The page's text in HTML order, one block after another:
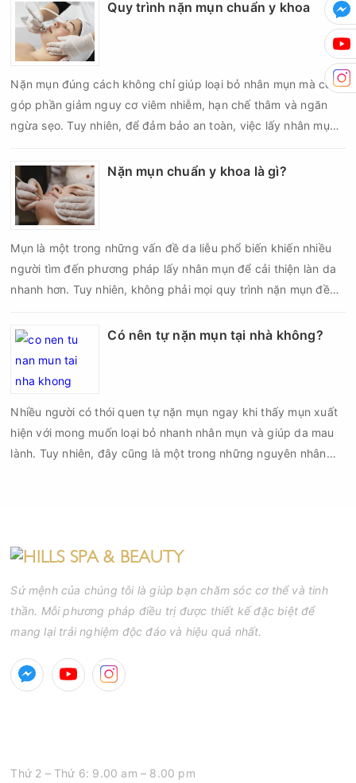
nếu chăm sóc không đúng cách. Chính vì vậy, việc chăm sóc
da sau nặn mụn không chỉ giúp vùng da hồi phục nhanh hơn
mà còn góp phần giảm nguy cơ tái phát mụn và hạn chế các
biến chứng về sau.
Quy trình nặn mụn chuẩn y khoa
Nặn mụn đúng cách không chỉ giúp loại bỏ nhân mụn mà còn
góp phần giảm nguy cơ viêm nhiễm, hạn chế thâm và ngăn
ngừa sẹo. Tuy nhiên, để đảm bảo an toàn, việc lấy nhân mụn
đủ các bước vô khuẩn và chăm sóc sau điều trị.
Nặn mụn chuẩn y khoa là gì?
Mụn là một trong những vấn đề da liễu phổ biến khiến nhiều
người tìm đến phương pháp lấy nhân mụn để cải thiện làn da
nhanh hơn. Tuy nhiên, không phải mọi quy trình nặn mụn đều
sai kỹ thuật hoặc lấy nhân mụn không đúng thời điểm, làn da
Có nên tự nặn mụn tại nhà không?
Nhiều người có thói quen tự nặn mụn ngay khi thấy mụn xuất
hiện với mong muốn loại bỏ nhanh nhân mụn và giúp da mau
lành. Tuy nhiên, đây cũng là một trong những nguyên nhân
Sứ mệnh của chúng tôi là giúp bạn chăm sóc cơ thể và tinh
thần. Mỗi phương pháp điều trị được thiết kế đặc biệt để
mang lại trải nghiệm độc đáo và hiệu quả nhất.
Thứ 2 – Thứ 6: 9.00 am – 8.00 pm